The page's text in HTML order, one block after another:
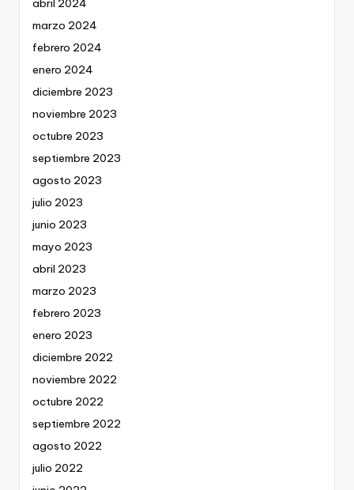
abril 2024
marzo 2024
febrero 2024
enero 2024
diciembre 2023
noviembre 2023
octubre 2023
septiembre 2023
agosto 2023
julio 2023
junio 2023
mayo 2023
abril 2023
marzo 2023
febrero 2023
enero 2023
diciembre 2022
noviembre 2022
octubre 2022
septiembre 2022
agosto 2022
julio 2022